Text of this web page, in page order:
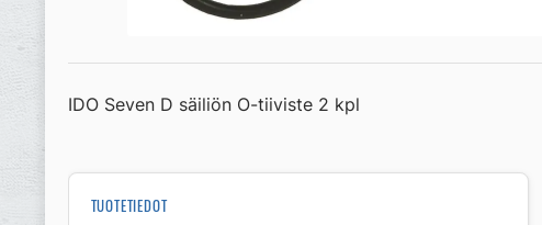
IDO Seven D säiliön O-tiiviste 2 kpl
TUOTETIEDOT